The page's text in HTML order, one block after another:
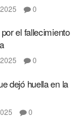
0
el fallecimiento
0
dejó huella en la
0